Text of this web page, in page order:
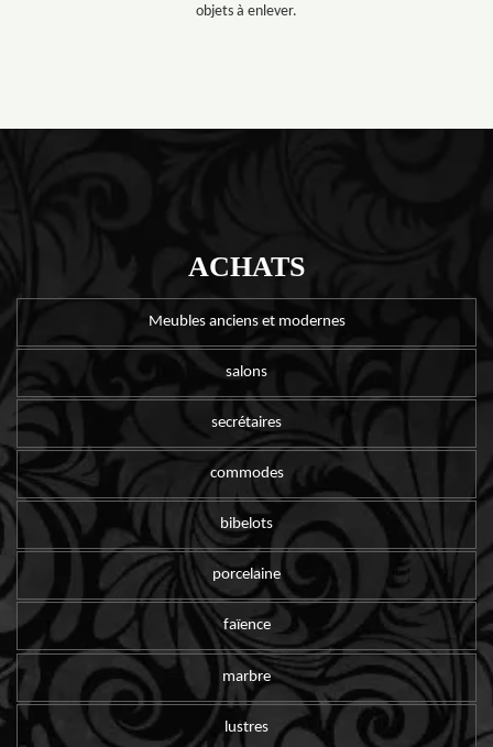
objets à enlever.
ACHATS
Meubles anciens et modernes
salons
secrétaires
commodes
bibelots
porcelaine
faïence
marbre
lustres